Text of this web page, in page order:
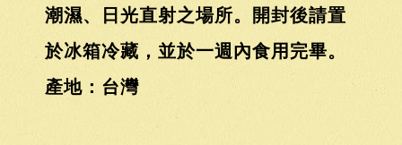
潮濕、日光直射之場所。開封後請置
於冰箱冷藏，並於一週內食用完畢。
產地：台灣